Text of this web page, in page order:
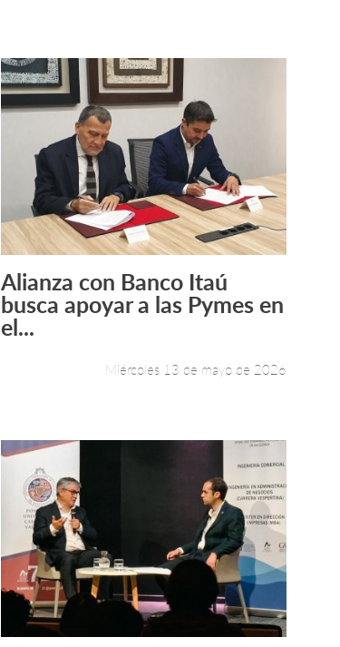
Leer más +
Alianza con Banco Itaú
busca apoyar a las Pymes en
el...
Miércoles 13 de mayo de 2026